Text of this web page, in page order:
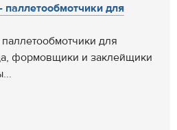
для
для
формовщики и заклейщики